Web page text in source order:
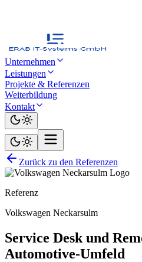
Unternehmen
Leistungen
Projekte & Referenzen
Weiterbildung
Kontakt
Zurück zu den Referenzen
Referenz
Volkswagen Neckarsulm
Service Desk und
Automotive-Umfeld